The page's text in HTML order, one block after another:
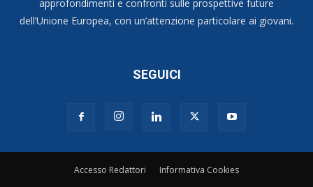
approfondimenti e confronti sulle prospettive future
dell’Unione Europea, con un’attenzione particolare ai giovani.
SEGUICI
Accesso Redattori Informativa Cookies